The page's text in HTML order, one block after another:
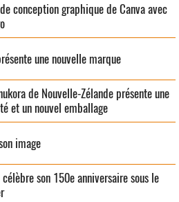
conception graphique de Canva avec
une nouvelle marque
de Nouvelle-Zélande présente une
et un nouvel emballage
image
son 150e anniversaire sous le